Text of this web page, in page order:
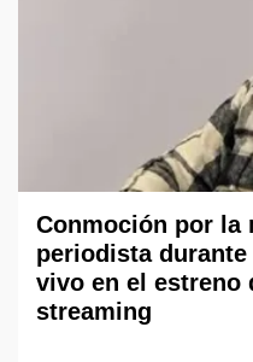
Conmoción por la
periodista
vivo en el estreno
streaming